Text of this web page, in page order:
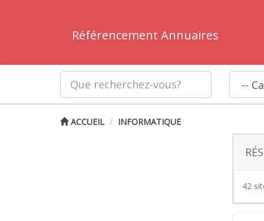
Référencement Annuaires
ACCUEIL INFORMATIQUE
42